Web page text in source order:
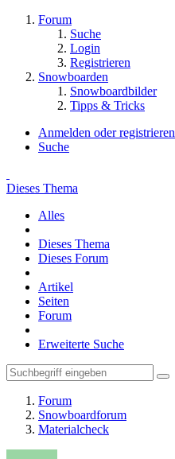
Forum
Suche
Login
Registrieren
Snowboarden
Snowboardbilder
Tipps & Tricks
Anmelden oder registrieren
Suche
Dieses Thema
Alles
Dieses Thema
Dieses Forum
Artikel
Seiten
Forum
Erweiterte Suche
Forum
Snowboardforum
Materialcheck